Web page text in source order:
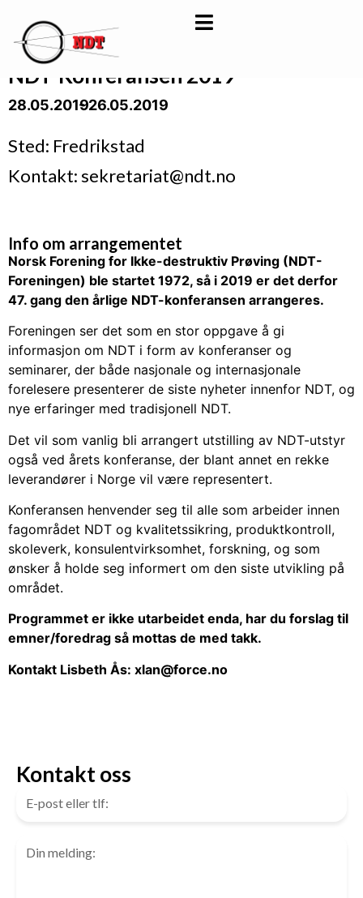
NDT-Konferansen 2019
28.05.2019- 26.05.2019
Sted: Fredrikstad
Kontakt: sekretariat@ndt.no
Info om arrangementet
Norsk Forening for Ikke-destruktiv Prøving (NDT-
Foreningen) ble startet 1972, så i 2019 er det derfor
47. gang den årlige NDT-konferansen arrangeres.
Foreningen ser det som en stor oppgave å gi
informasjon om NDT i form av konferanser og
seminarer, der både nasjonale og internasjonale
forelesere presenterer de siste nyheter innenfor NDT, og
nye erfaringer med tradisjonell NDT.
Det vil som vanlig bli arrangert utstilling av NDT-utstyr
også ved årets konferanse, der blant annet en rekke
leverandører i Norge vil være representert.
Konferansen henvender seg til alle som arbeider innen
fagområdet NDT og kvalitetssikring, produktkontroll,
skoleverk, konsulentvirksomhet, forskning, og som
ønsker å holde seg informert om den siste utvikling på
området.
Programmet er ikke utarbeidet enda, har du forslag til
emner/foredrag så mottas de med takk.
Kontakt Lisbeth Ås: xlan@force.no
Kontakt oss